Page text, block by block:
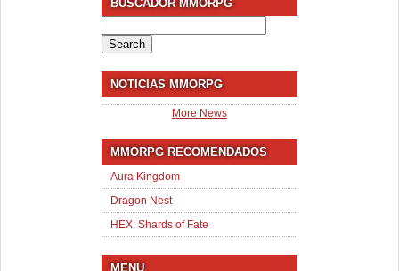
BUSCADOR MMORPG
for:
NOTICIAS MMORPG
More News
MMORPG RECOMENDADOS
Aura Kingdom
Dragon Nest
HEX: Shards of Fate
MENU